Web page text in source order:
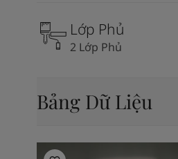
Lớp Phủ
2 Lớp Phủ
Bảng Dữ Liệu
Living Room Inspiration